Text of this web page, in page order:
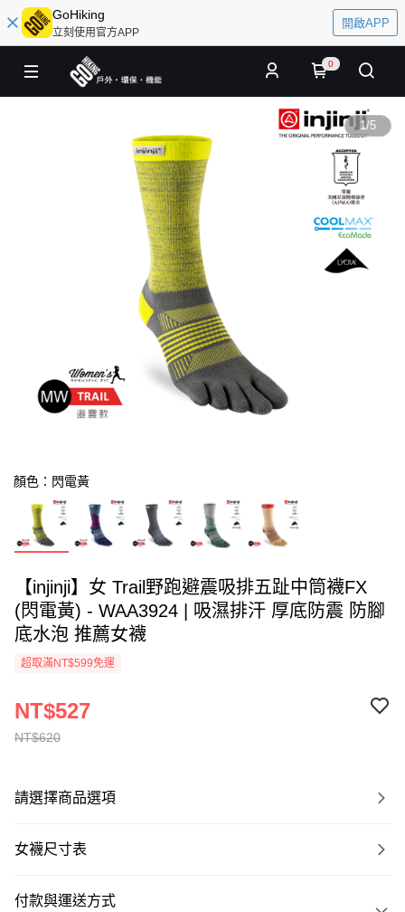
GoHiking
立刻使用官方APP
開啟APP
0
1/5
顏色：閃電黃
【injinji】女 Trail野跑避震吸排五趾中筒襪FX
(閃電黃) - WAA3924 | 吸濕排汗 厚底防震 防腳
底水泡 推薦女襪
超取滿NT$599免運
NT$620
NT$527
請選擇商品選項
女襪尺寸表
付款與運送方式